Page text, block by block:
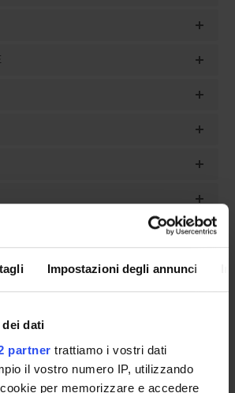
Impostazioni degli annunci
dei dati
partner trattiamo i vostri dati
il vostro numero IP, utilizzando
per memorizzare e accedere
DI SERVIZIO